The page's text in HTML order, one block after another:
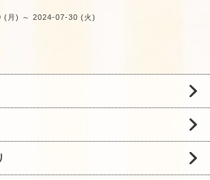
(月) ～ 2024-07-30 (火)